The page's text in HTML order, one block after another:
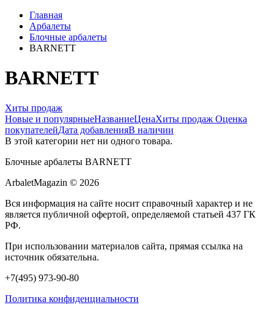
Главная
Арбалеты
Блочные арбалеты
BARNETT
BARNETT
Хиты продаж
Новые и популярныеНазваниеЦенаХиты продаж Оценка
покупателейДата добавленияВ наличии
В этой категории нет ни одного товара.
Блочные арбалеты BARNETT
ArbaletMagazin © 2026
Вся информация на сайте носит справочный характер и не
является публичной офертой, определяемой статьей 437 ГК
РФ.
При использовании материалов сайта, прямая ссылка на
источник обязательна.
+7(495) 973-90-80
Политика конфиденциальности